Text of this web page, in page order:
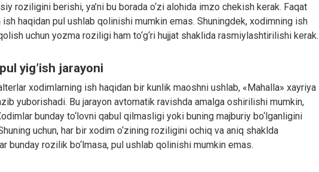
roziligini berishi, ya’ni bu borada o‘zi alohida imzo chekish kerak. Faqat
haqidan pul ushlab qolinishi mumkin emas. Shuningdek, xodimning ish
uchun yozma roziligi ham to‘g‘ri hujjat shaklida rasmiylashtirilishi kerak.
yig’ish jarayoni
xodimlarning ish haqidan bir kunlik maoshni ushlab, «Mahalla» xayriya
yuborishadi. Bu jarayon avtomatik ravishda amalga oshirilishi mumkin,
bunday to‘lovni qabul qilmasligi yoki buning majburiy bo‘lganligini
uchun, har bir xodim o‘zining roziligini ochiq va aniq shaklda
bunday rozilik bo‘lmasa, pul ushlab qolinishi mumkin emas.